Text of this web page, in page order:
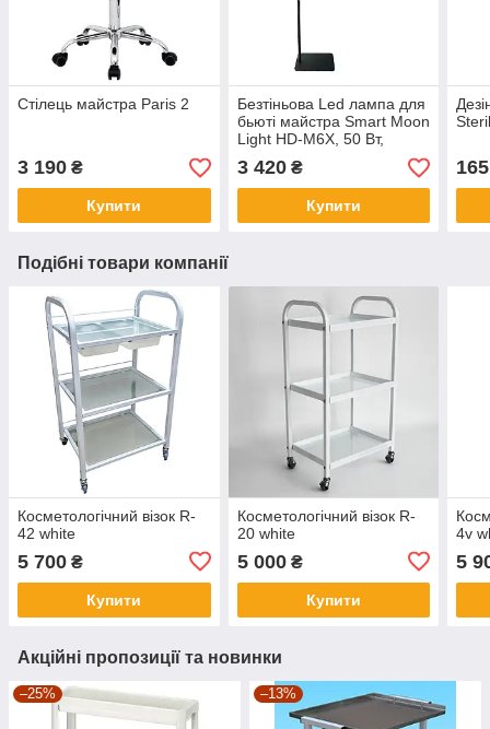
Стілець майстра Paris 2
3 190 ₴
Купити
Безтіньова Led лампа для
бьюті майстра Smart Moon
Light HD-M6X, 50 Вт,
чорна
3 420₴
Купити
165
Подібні товари компанії
Косметологічний візок R-
42 white
5 700 ₴
Купити
Косметологічний візок R-
20 white
5 000₴
Купити
4v
5
Акційні пропозиції та новинки
–25% –13%